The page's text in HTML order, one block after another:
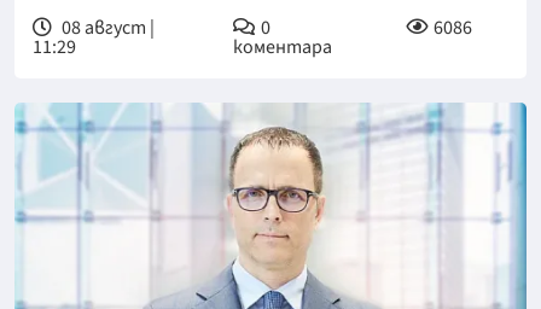
08 август |
11:29
0
коментара
6086